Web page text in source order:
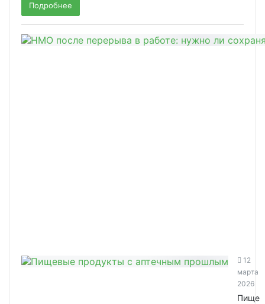
Подробнее
12
марта
2026
Пище